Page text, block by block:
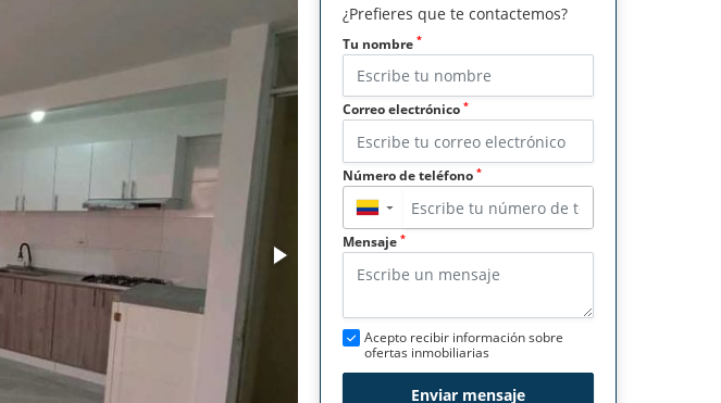
¿Prefieres que te contactemos?
Tu nombre *
Correo electrónico *
Número de teléfono *
▼
Mensaje *
Acepto recibir información sobre
ofertas inmobiliarias
Enviar mensaje